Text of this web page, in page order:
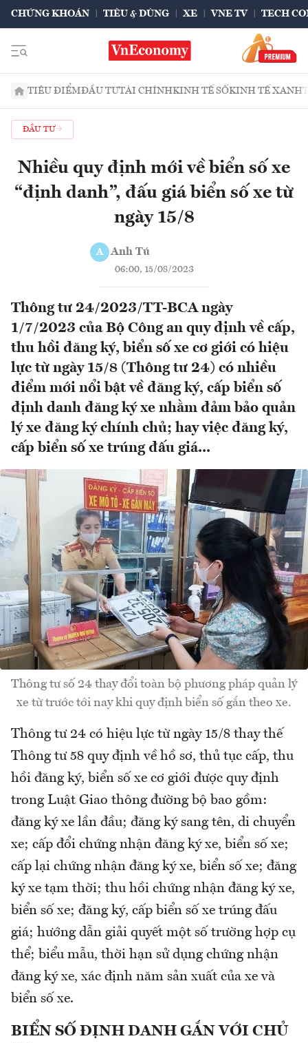
CHỨNG KHOÁN TIÊU & DÙNG XE VNE TV TECH
TIÊU ĐIỂMĐẦU TƯTÀI CHÍNHKINH TẾ SỐKINH TẾ XANH
ĐẦU TƯ
Nhiều quy định mới về biển số xe
“định danh”, đấu giá biển số xe từ
ngày 15/8
A Anh Tú
06:00, 15/08/2023
Thông tư 24/2023/TT-BCA ngày
1/7/2023 của Bộ Công an quy định về cấp,
thu hồi đăng ký, biển số xe cơ giới có hiệu
lực từ ngày 15/8 (Thông tư 24) có nhiều
điểm mới nổi bật về đăng ký, cấp biển số
định danh đăng ký xe nhằm đảm bảo quản
lý xe đăng ký chính chủ; hay việc đăng ký,
cấp biển số xe trúng đấu giá...
Thông tư số 24 thay đổi toàn bộ phương pháp quản lý
xe từ trước tới nay khi quy định biển số gắn theo xe.
Thông tư 24 có hiệu lực từ ngày 15/8 thay thế
Thông tư 58 quy định về hồ sơ, thủ tục cấp, thu
hồi đăng ký, biển số xe cơ giới được quy định
trong Luật Giao thông đường bộ bao gồm:
đăng ký xe lần đầu; đăng ký sang tên, di chuyển
xe; cấp đổi chứng nhận đăng ký xe, biển số xe;
cấp lại chứng nhận đăng ký xe, biển số xe; đăng
ký xe tạm thời; thu hồi chứng nhận đăng ký xe,
biển số xe; đăng ký, cấp biển số xe trúng đấu
giá; hướng dẫn giải quyết một số trường hợp cụ
thể; biểu mẫu, thời hạn sử dụng chứng nhận
đăng ký xe, xác định năm sản xuất của xe và
biển số xe.
BIỂN SỐ ĐỊNH DANH GẮN VỚI CHỦ